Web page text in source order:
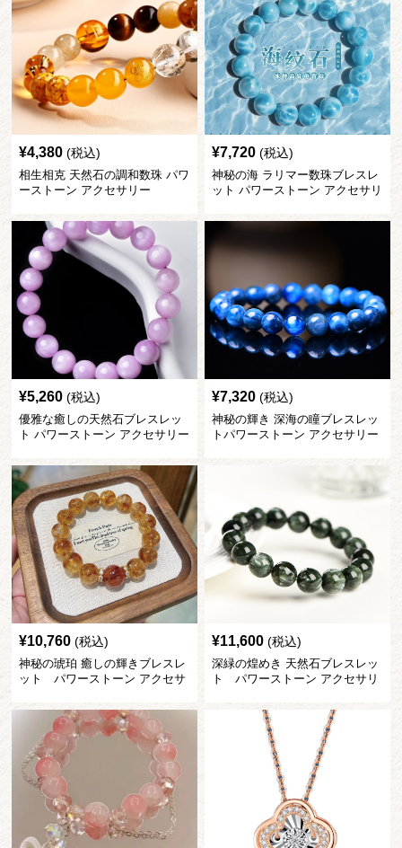
¥4,380 (税込)
相生相克 天然石の調和数珠 パワ
ーストーン アクセサリー
¥7,720 (税込)
神秘の海 ラリマー数珠ブレスレ
ット パワーストーン アクセサリ
¥5,260 (税込)
優雅な癒しの天然石ブレスレッ
ト パワーストーン アクセサリー
¥7,320 (税込)
神秘の輝き 深海の瞳ブレスレッ
トパワーストーン アクセサリー
¥10,760 (税込)
神秘の琥珀 癒しの輝きブレスレ
ット パワーストーン アクセサ
¥11,600 (税込)
深緑の煌めき 天然石ブレスレッ
ト パワーストーン アクセサリ